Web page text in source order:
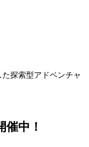
探索型アドベンチャ
中！